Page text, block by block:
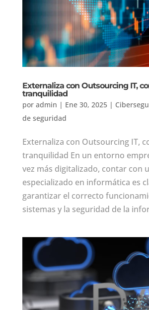
Externaliza con Outsourcing IT,
tranquilidad
por admin | Ene 30, 2025|
de seguridad
Externaliza con Outsourcing IT,
tranquilidad En un entorno
vez más digitalizado, contar con
especializado en informática es
garantizar el correcto
sistemas y la seguridad de la